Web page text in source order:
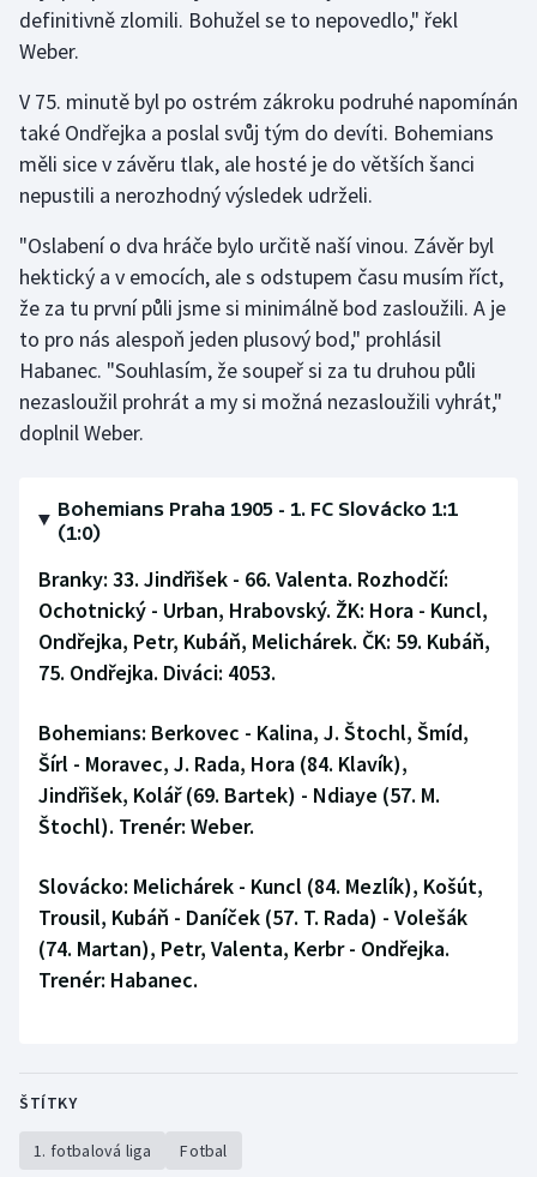
definitivně zlomili. Bohužel se to nepovedlo," řekl
Weber.
V 75. minutě byl po ostrém zákroku podruhé napomínán
také Ondřejka a poslal svůj tým do devíti. Bohemians
měli sice v závěru tlak, ale hosté je do větších šanci
nepustili a nerozhodný výsledek udrželi.
"Oslabení o dva hráče bylo určitě naší vinou. Závěr byl
hektický a v emocích, ale s odstupem času musím říct,
že za tu první půli jsme si minimálně bod zasloužili. A je
to pro nás alespoň jeden plusový bod," prohlásil
Habanec. "Souhlasím, že soupeř si za tu druhou půli
nezasloužil prohrát a my si možná nezasloužili vyhrát,"
doplnil Weber.
Bohemians Praha 1905 - 1. FC Slovácko 1:1
(1:0)
Branky: 33. Jindřišek - 66. Valenta. Rozhodčí:
Ochotnický - Urban, Hrabovský. ŽK: Hora - Kuncl,
Ondřejka, Petr, Kubáň, Melichárek. ČK: 59. Kubáň,
75. Ondřejka. Diváci: 4053.
Bohemians: Berkovec - Kalina, J. Štochl, Šmíd,
Šírl - Moravec, J. Rada, Hora (84. Klavík),
Jindřišek, Kolář (69. Bartek) - Ndiaye (57. M.
Štochl). Trenér: Weber.
Slovácko: Melichárek - Kuncl (84. Mezlík), Košút,
Trousil, Kubáň - Daníček (57. T. Rada) - Volešák
(74. Martan), Petr, Valenta, Kerbr - Ondřejka.
Trenér: Habanec.
ŠTÍTKY
1. fotbalová liga Fotbal